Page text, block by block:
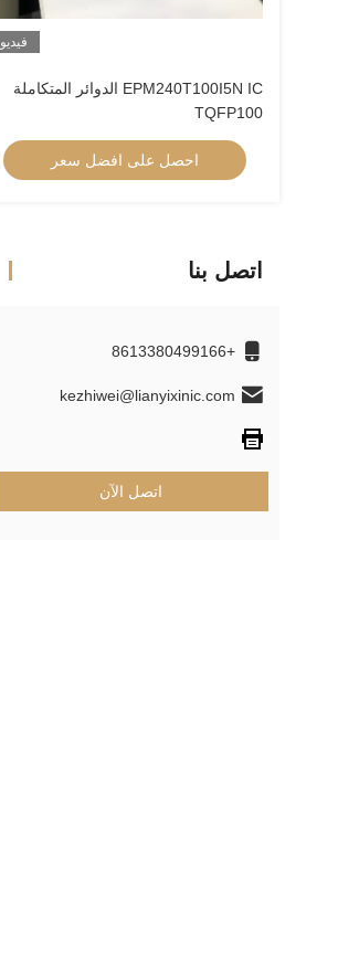
فيديو
EPM240T100I5N IC الدوائر المتكاملة
TQFP100
احصل على افضل سعر
اتصل بنا
+8613380499166
kezhiwei@lianyixinic.com
اتصل الآن